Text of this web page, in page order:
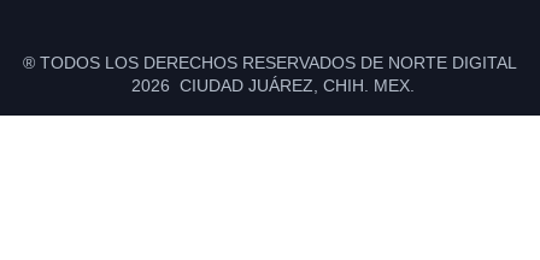
® TODOS LOS DERECHOS RESERVADOS DE NORTE DIGITAL
2026 CIUDAD JUÁREZ, CHIH. MEX.